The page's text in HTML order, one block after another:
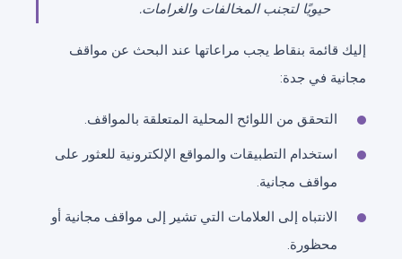
حيويًا لتجنب المخالفات والغرامات.
إليك قائمة بنقاط يجب مراعاتها عند البحث عن مواقف
مجانية في جدة:
التحقق من اللوائح المحلية المتعلقة بالمواقف.
استخدام التطبيقات والمواقع الإلكترونية للعثور على
مواقف مجانية.
الانتباه إلى العلامات التي تشير إلى مواقف مجانية أو
محظورة.